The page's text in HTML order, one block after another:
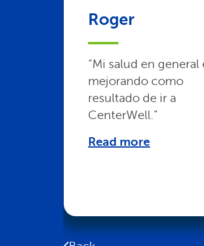
Roger
“Mi salud en general
mejorando como
resultado de ir a
CenterWell.”
Read more